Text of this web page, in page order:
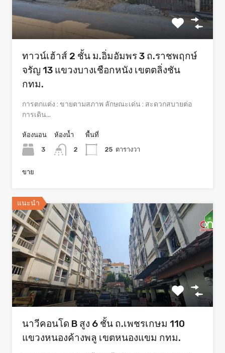
ทาวน์เฮ้าส์ 2 ชั้น ม.อิ่มอัมพร 3 ถ.ราชพฤกษ์
จรัญ 13 แขวงบางเชือกหนัง เขตตลิ่งชัน
กทม.
การตกแต่ง : ขายตามสภาพ ลักษณะเด่น : สะดวกสบายต่อ
การเดิน...
ห้องนอน
3
ห้องน้ำ
2
พื้นที่
25 ตารางวา
ขาย
แนะนำ
นาวีคอนโด B สูง 6 ชั้น ถ.เพชรเกษม 110
แขวงหนองค้างพลู เขตหนองแขม กทม.